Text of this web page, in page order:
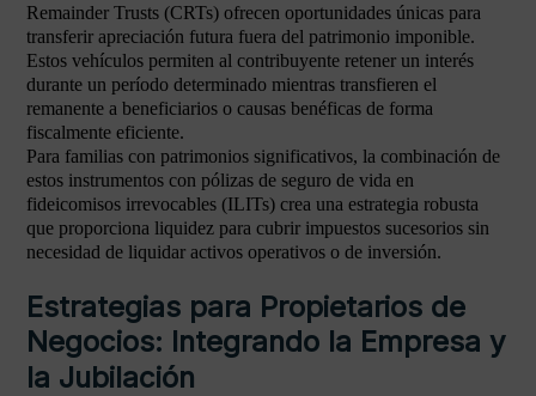
Remainder Trusts (CRTs) ofrecen oportunidades únicas para
transferir apreciación futura fuera del patrimonio imponible.
Estos vehículos permiten al contribuyente retener un interés
durante un período determinado mientras transfieren el
remanente a beneficiarios o causas benéficas de forma
fiscalmente eficiente.
Para familias con patrimonios significativos, la combinación de
estos instrumentos con pólizas de seguro de vida en
fideicomisos irrevocables (ILITs) crea una estrategia robusta
que proporciona liquidez para cubrir impuestos sucesorios sin
necesidad de liquidar activos operativos o de inversión.
Estrategias para Propietarios de
Negocios: Integrando la Empresa y
la Jubilación